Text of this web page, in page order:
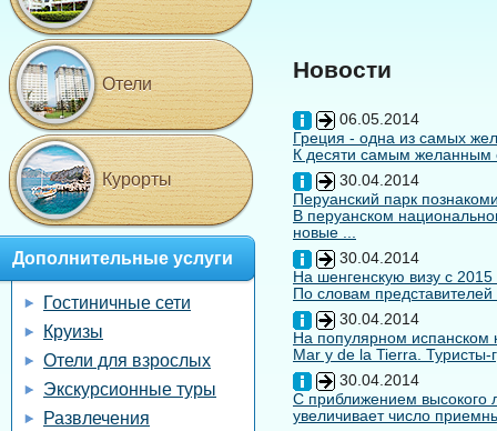
Новости
06.05.2014
Греция - одна из самых
К десяти самым желанным
30.04.2014
Перуанский парк
В перуанском
новые ...
30.04.2014
На шенгенскую визу с 2015
По словам
30.04.2014
На популярном испанском
Mar y de la Tierra. Туристы-
30.04.2014
С приближением высокого
увеличивает число
Отели
Курорты
Дополнительные услуги
Гостиничные сети
Круизы
Отели для взрослых
Экскурсионные туры
Развлечения